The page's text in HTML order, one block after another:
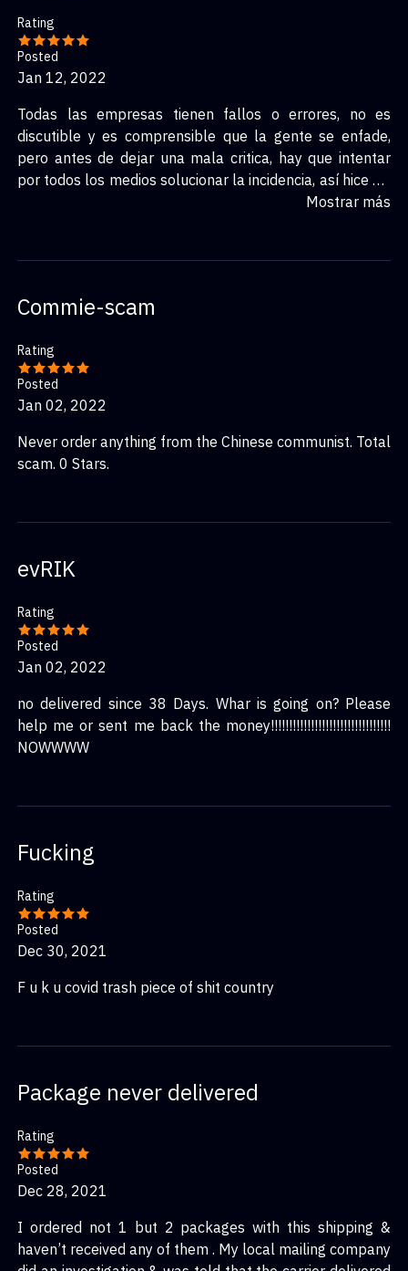
Rating
Posted
Jan 12, 2022
Todas las empresas tienen fallos o errores, no es
discutible y es comprensible que la gente se enfade,
pero antes de dejar una mala critica, hay que intentar
por todos los medios solucionar la incidencia, así hice yo.
Me atendió tanto como el whatsapp de la empresa,
todo el día hasta que los paquetes llegaron. Por mi
puedo agradecerles el servicio prestado. Me llamaron
cuando no estaba en casa y pude solucionar todo
adecuadamente. No niego los testimonios del resto,
la propia empresa o no se pone de nuestra parte y
exigimos todo a gritos, lo que tampoco nos ayuda en
Mostrar más
Commie-scam
Rating
Posted
Jan 02, 2022
Never order anything from the Chinese communist. Total
scam. 0 Stars.
evRIK
Rating
Posted
Jan 02, 2022
no delivered since 38 Days. Whar is going on? Please
help me or sent me back the money!!!!!!!!!!!!!!!!!!!!!!!!!!!!!!!!!
NOWWWW
Fucking
Rating
Posted
Dec 30, 2021
F u k u covid trash piece of shit country
Package never delivered
Rating
Posted
Dec 28, 2021
I ordered not 1 but 2 packages with this shipping &
haven’t received any of them . My local mailing company